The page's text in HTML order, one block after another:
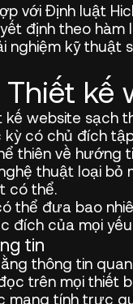
với Định luật
định theo hàm
kỹ thuật
kế
website sạch
có chủ đích
thiên về
thuật loại
có thể.
thể đưa bao
đích của mọi
tin
thông tin
trên mọi thiết
mang tính trực